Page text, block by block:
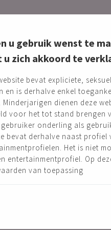
een
Gratis
deze pagina kun je een
u gebruik wenst te
u zich akkoord te
bevat expliciete,
en is derhalve enkel
Minderjarigen dienen deze
voor het tot stand brengen
onderling als
bevat derhalve naast profiel
Het is niet
entertainmentprofiel. Op
van toepassing